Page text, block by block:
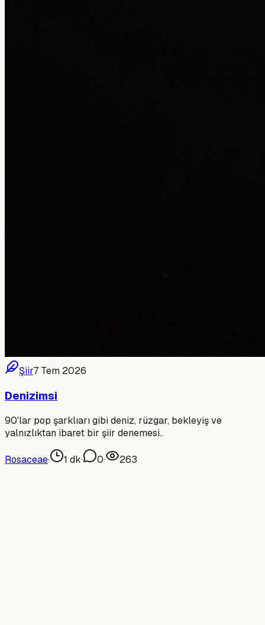
Şiir7 Tem 2026
Denizimsi
90'lar pop şarklıarı gibi deniz, rüzgar, bekleyiş ve
yalnızlıktan ibaret bir şiir denemesi..
Rosaceae· 1 dk· 0· 263